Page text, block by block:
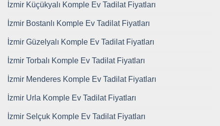
İzmir Küçükyalı Komple Ev Tadilat Fiyatları
İzmir Bostanlı Komple Ev Tadilat Fiyatları
İzmir Güzelyalı Komple Ev Tadilat Fiyatları
İzmir Torbalı Komple Ev Tadilat Fiyatları
İzmir Menderes Komple Ev Tadilat Fiyatları
İzmir Urla Komple Ev Tadilat Fiyatları
İzmir Selçuk Komple Ev Tadilat Fiyatları